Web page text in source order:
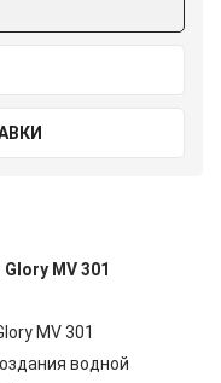
MV 301
MV 301
водной